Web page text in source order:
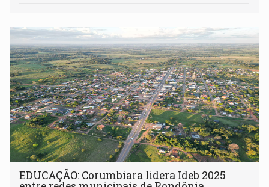
EDUCAÇÃO: Corumbiara lidera Ideb 2025